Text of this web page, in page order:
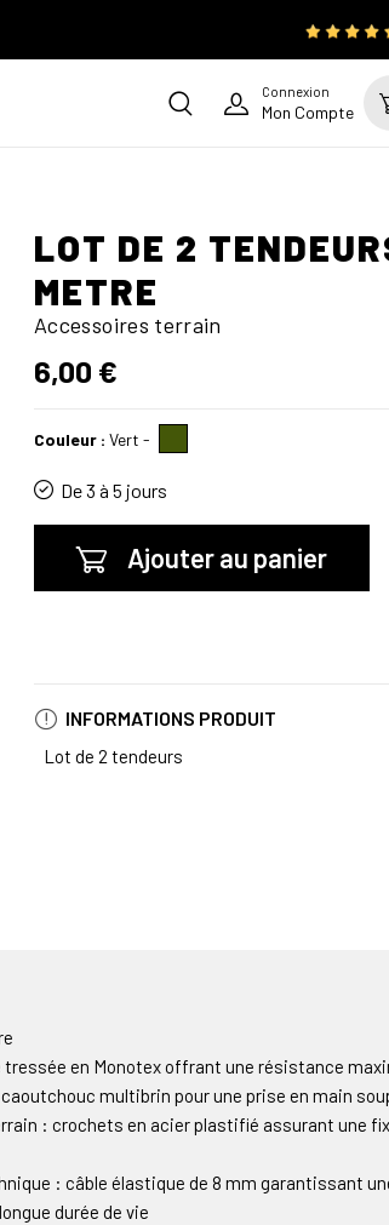
Connexion
Mon Compte
LOT DE 2
METRE
Accessoires terrain
6,00 €
Couleur : Vert -
De 3 à 5 jours
Ajouter au panier
INFORMATIONS PRODUIT
Lot de 2 tendeurs
en Monotex offrant une résistance
multibrin pour une prise en main
: crochets en acier plastifié assurant une
: câble élastique de 8 mm garantissant
durée de vie